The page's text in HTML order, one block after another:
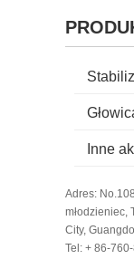
Inne
Adres:
młodzieniec,
City,
Tel: + 86-